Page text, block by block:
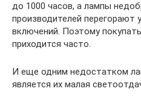
до 1000 часов, а лампы
производителей перегорают
включений. Поэтому
приходится часто.
И еще одним недостатком
является их малая